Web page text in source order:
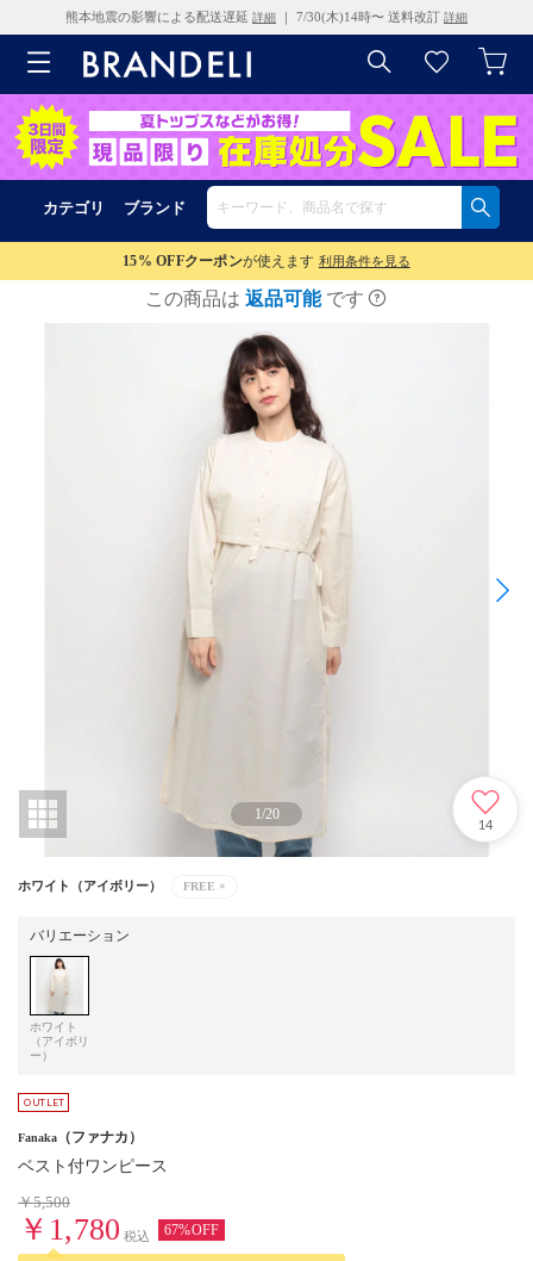
熊本地震の影響による配送遅延 詳細 ｜ 7/30(木)14時〜 送料改訂 詳細
カテゴリ ブランド
15% OFFクーポンが使えます 利用条件を見る
この商品は 返品可能 です
1/20
14
ホワイト（アイボリー） FREE ×
バリエーション
ホワイト
（アイボリ
ー）
Fanaka （ファナカ）
ベスト付ワンピース
￥5,500
￥1,780 税込 67%OFF